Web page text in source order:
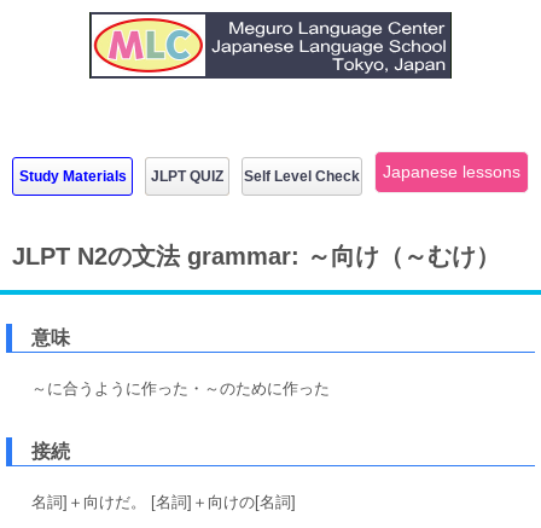
Study Materials JLPT QUIZ Self Level Check Japanese lessons
JLPT N2の文法 grammar: ～向け（～むけ）
意味
～に合うように作った・～のために作った
接続
名詞]＋向けだ。 [名詞]＋向けの[名詞]